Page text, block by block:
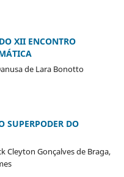
XII ENCONTRO
de Lara Bonotto
SUPERPODER DO
Cleyton Gonçalves de Braga,